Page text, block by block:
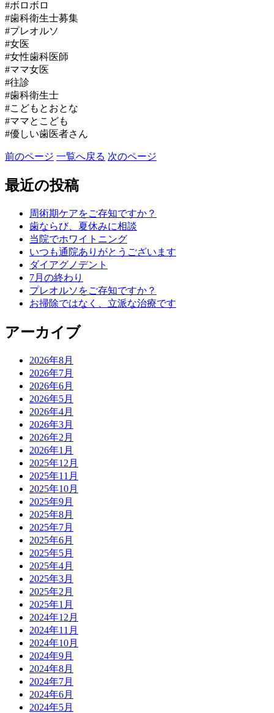
#ボロボロ
#歯科衛生士募集
#プレオルソ
#女医
#女性歯科医師
#ママ女医
#往診
#歯科衛生士
#こどもとおとな
#ママとこども
#優しい歯医者さん
前のページ 一覧へ戻る 次のページ
最近の投稿
周術期ケアをご存知ですか？
歯ならび、夏休みに相談
当院でホワイトニング
いつも通院ありがとうございます
ダイアグノデント
7月の終わり
プレオルソをご存知ですか？
お掃除ではなく、立派な治療です
アーカイブ
2026年8月
2026年7月
2026年6月
2026年5月
2026年4月
2026年3月
2026年2月
2026年1月
2025年12月
2025年11月
2025年10月
2025年9月
2025年8月
2025年7月
2025年6月
2025年5月
2025年4月
2025年3月
2025年2月
2025年1月
2024年12月
2024年11月
2024年10月
2024年9月
2024年8月
2024年7月
2024年6月
2024年5月